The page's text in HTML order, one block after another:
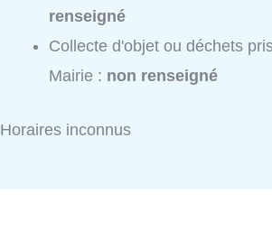
renseigné
Collecte d'objet ou déchets
Mairie : non renseigné
Horaires inconnus